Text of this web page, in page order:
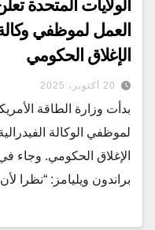
الولايات المتحدة
العمل لموظفي
الإغلاق الحكومي
20 أكتوبر، 2025
بدأت وزارة الطاقة
الإغلاق الحكومي. وجاء
براندون ويليامز: “نظرا